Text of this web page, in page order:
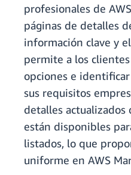
profesionales de
páginas de detalles
información clave y
permite a los
opciones e
sus requisitos
detalles
están disponibles
listados, lo que
uniforme en AWS